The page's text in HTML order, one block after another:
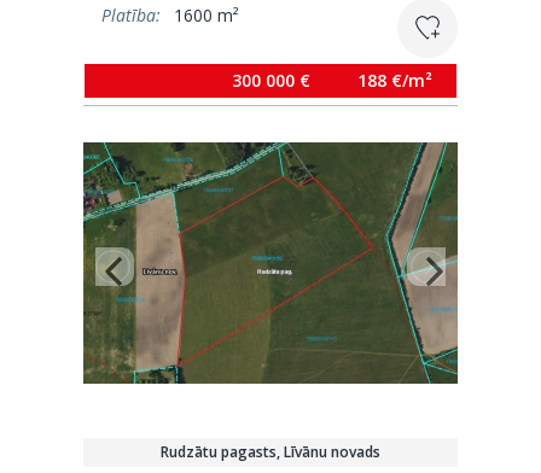
Platība:
1600 m²
300 000 € 188 €/m²
Rudzātu pagasts, Līvānu novads